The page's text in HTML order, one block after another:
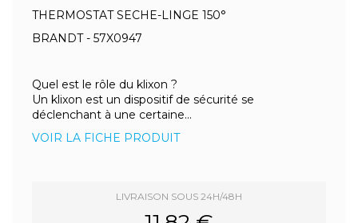
THERMOSTAT SECHE-LINGE 150°
BRANDT - 57X0947
Quel est le rôle du klixon ?
Un klixon est un dispositif de sécurité se
déclenchant à une certaine...
VOIR LA FICHE PRODUIT
LIVRAISON SOUS 24H/48H